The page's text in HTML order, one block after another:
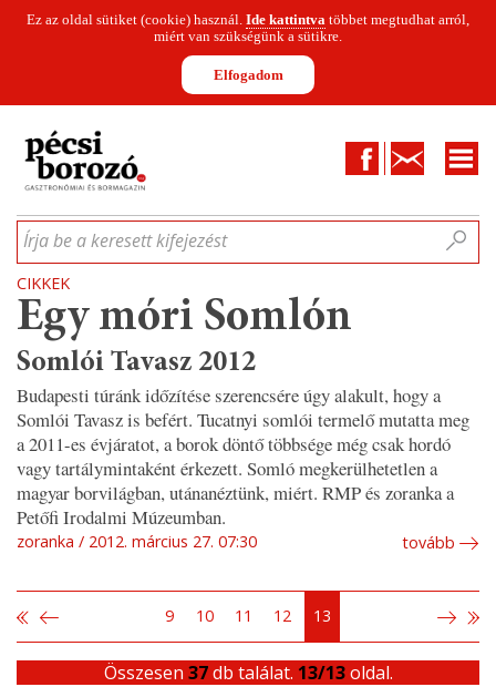
Ez az oldal sütiket (cookie) használ. Ide kattintva többet megtudhat arról,
miért van szükségünk a sütikre.
Elfogadom
FacebookKapcsolat
CIKKEKHÍREKINFOGRAFIKÁKMUNKATÁRSAKWINESOFA
Írja be a keresett kifejezést
CIKKEK
Egy móri Somlón
Somlói Tavasz 2012
Budapesti túránk időzítése szerencsére úgy alakult, hogy a
Somlói Tavasz is befért. Tucatnyi somlói termelő mutatta meg
a 2011-es évjáratot, a borok döntő többsége még csak hordó
vagy tartálymintaként érkezett. Somló megkerülhetetlen a
magyar borvilágban, utánanéztünk, miért. RMP és zoranka a
Petőfi Irodalmi Múzeumban.
zoranka 2012. március 27. 07:30 tovább
9 10 11 12 13
Összesen 37db találat. 13/13oldal.